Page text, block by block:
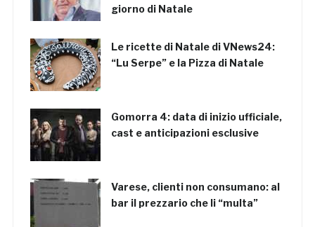
giorno di Natale
Le ricette di Natale di VNews24:
“Lu Serpe” e la Pizza di Natale
Gomorra 4: data di inizio ufficiale,
cast e anticipazioni esclusive
Varese, clienti non consumano: al
bar il prezzario che li “multa”